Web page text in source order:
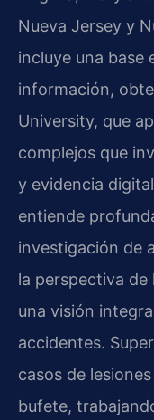
Nueva Jersey y
incluye una base
información,
University, que
complejos que
y evidencia
entiende
investigación de
la perspectiva de
una visión
accidentes.
casos de
bufete,